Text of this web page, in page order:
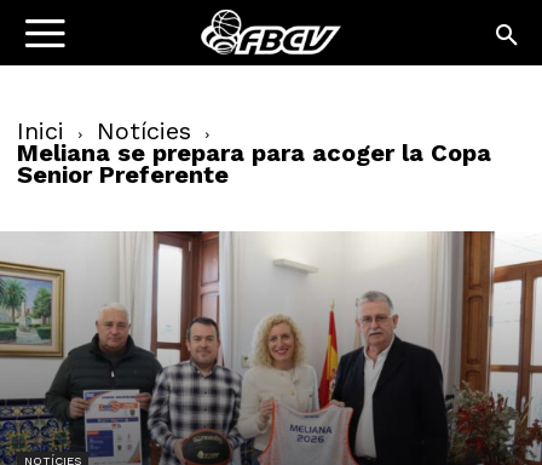
Inici Notícies
Meliana se prepara para acoger la Copa
Senior Preferente
NOTÍCIES